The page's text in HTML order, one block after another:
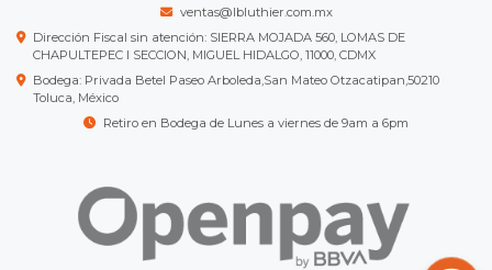
ventas@lbluthier.com.mx
Dirección Fiscal sin atención: SIERRA MOJADA 560, LOMAS DE
CHAPULTEPEC I SECCION, MIGUEL HIDALGO, 11000, CDMX
Bodega: Privada Betel Paseo Arboleda,San Mateo Otzacatipan,50210
Toluca, México
Retiro en Bodega de Lunes a viernes de 9am a 6pm